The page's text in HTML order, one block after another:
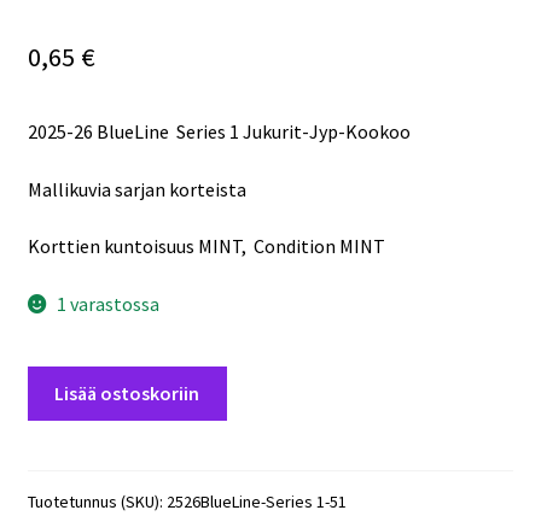
0,65 €
2025-26 BlueLine Series 1 Jukurit-Jyp-Kookoo
Mallikuvia sarjan korteista
Korttien kuntoisuus MINT, Condition MINT
1 varastossa
1
Lisää ostoskoriin
Tuotetunnus (SKU): 2526BlueLine-Series 1-51